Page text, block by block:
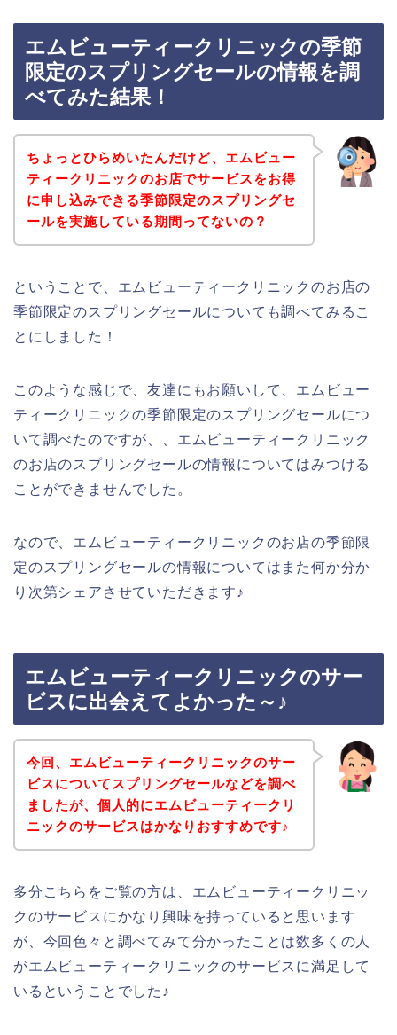
エムビューティークリニックの季節
限定のスプリングセールの情報を調
べてみた結果！
ちょっとひらめいたんだけど、エムビュー
ティークリニックのお店でサービスをお得
に申し込みできる季節限定のスプリングセ
ールを実施している期間ってないの？
ということで、エムビューティークリニックのお店の
季節限定のスプリングセールについても調べてみるこ
とにしました！
このような感じで、友達にもお願いして、エムビュー
ティークリニックの季節限定のスプリングセールにつ
いて調べたのですが、、エムビューティークリニック
のお店のスプリングセールの情報についてはみつける
ことができませんでした。
なので、エムビューティークリニックのお店の季節限
定のスプリングセールの情報についてはまた何か分か
り次第シェアさせていただきます♪
エムビューティークリニックのサー
ビスに出会えてよかった～♪
今回、エムビューティークリニックのサー
ビスについてスプリングセールなどを調べ
ましたが、個人的にエムビューティークリ
ニックのサービスはかなりおすすめです♪
多分こちらをご覧の方は、エムビューティークリニッ
クのサービスにかなり興味を持っていると思います
が、今回色々と調べてみて分かったことは数多くの人
がエムビューティークリニックのサービスに満足して
いるということでした♪